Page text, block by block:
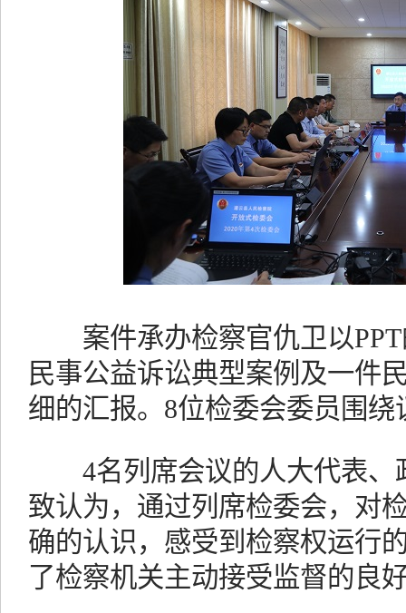
案件承办检察官仇卫以PPT
民事公益诉讼典型案例及一件
细的汇报。8位检委会委员围
4名列席会议的人大代表、
致认为，通过列席检委会，对
确的认识，感受到检察权运行
了检察机关主动接受监督的良